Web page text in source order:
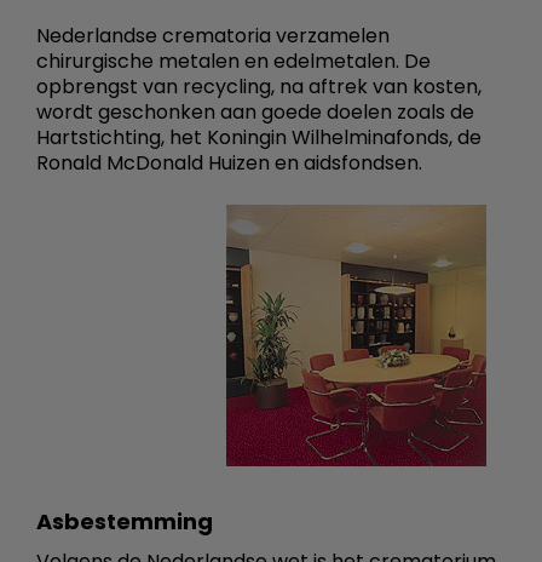
Nederlandse crematoria verzamelen
chirurgische metalen en edelmetalen. De
opbrengst van recycling, na aftrek van kosten,
wordt geschonken aan goede doelen zoals de
Hartstichting, het Koningin Wilhelminafonds, de
Ronald McDonald Huizen en aidsfondsen.
Asbestemming